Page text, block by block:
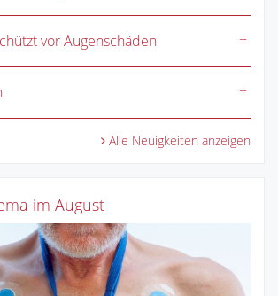
vor Augenschäden
Alle Neuigkeiten anzeigen
im August